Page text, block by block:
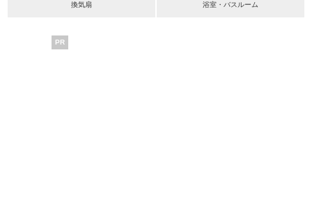
換気扇 浴室・バスルーム
PR